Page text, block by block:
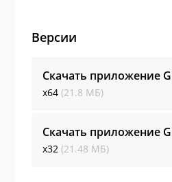
Версии
Скачать приложение
x64 (21.8 МБ)
Скачать приложение
x32 (21.48 МБ)